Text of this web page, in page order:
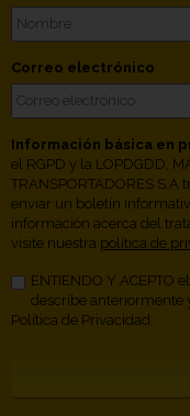
Correo electrónico
Información básica en
el RGPD y la LOPDGDD,
TRANSPORTADORES
enviar un boletín
información acerca del
visite nuestra política de
ENTIENDO Y ACEPTO
describe anteriormente
Política de Privacidad.